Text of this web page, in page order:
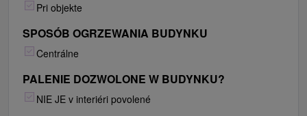
Pri objekte
SPOSÓB OGRZEWANIA BUDYNKU
Centrálne
PALENIE DOZWOLONE W BUDYNKU?
NIE JE v interiéri povolené